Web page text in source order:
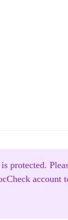
protected.
account